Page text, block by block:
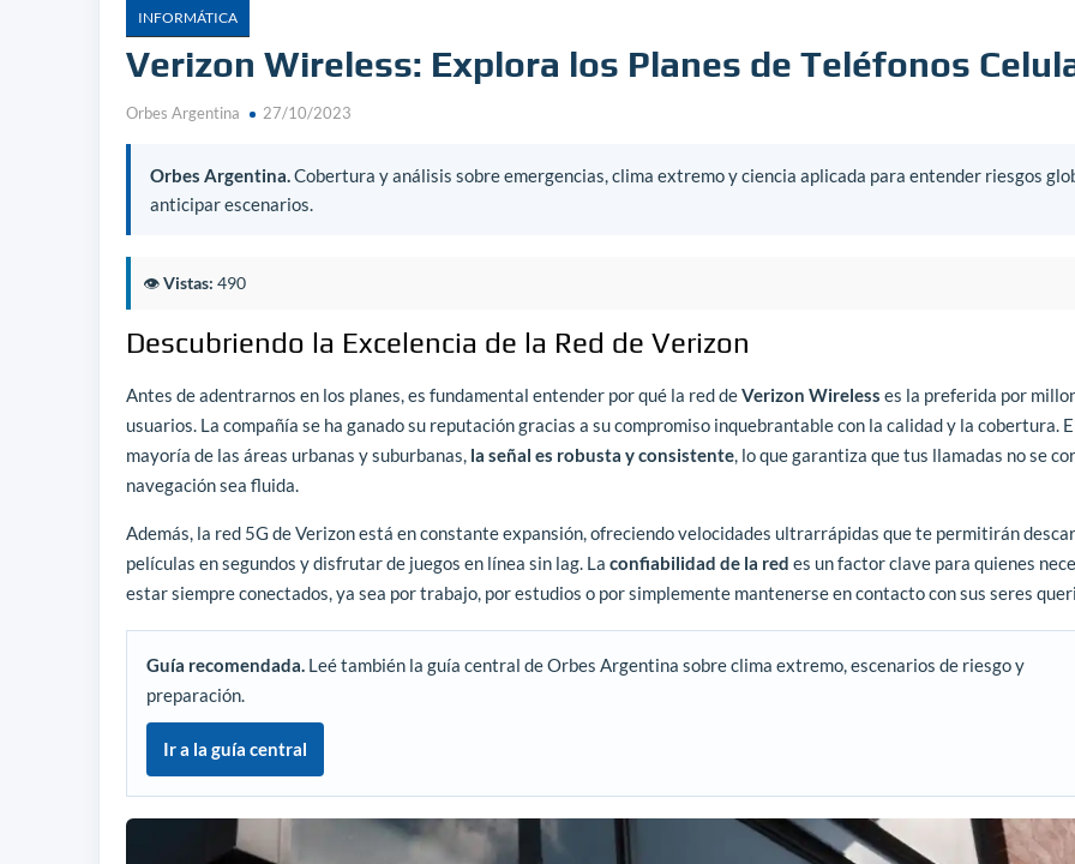
INFORMÁTICA
Verizon Wireless: Explora los Planes de Teléfonos
Orbes Argentina 27/10/2023
Orbes Argentina.Cobertura y análisis sobre emergencias, clima extremo y ciencia aplicada para entender riesgos
anticipar escenarios.
👁️Vistas: 490
Descubriendo la Excelencia de la Red de Verizon
Antes de adentrarnos en los planes, es fundamental entender por qué la red deVerizon Wireless es la preferida por
usuarios. La compañía se ha ganado su reputación gracias a su compromiso inquebrantable con la calidad y la cobertura.
mayoría de las áreas urbanas y suburbanas, la señal es robusta y consistente, lo que garantiza que tus llamadas no se
navegación sea fluida.
Además, la red 5G de Verizon está en constante expansión, ofreciendo velocidades ultrarrápidas que te permitirán
películas en segundos y disfrutar de juegos en línea sin lag. La confiabilidad de la red es un factor clave para quienes
estar siempre conectados, ya sea por trabajo, por estudios o por simplemente mantenerse en contacto con sus seres
Guía recomendada. Leé también la guía central de Orbes Argentina sobre clima extremo, escenarios de riesgo y
preparación.
Ir a la guía central